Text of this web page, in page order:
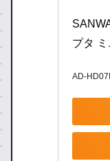
プタ
AD-